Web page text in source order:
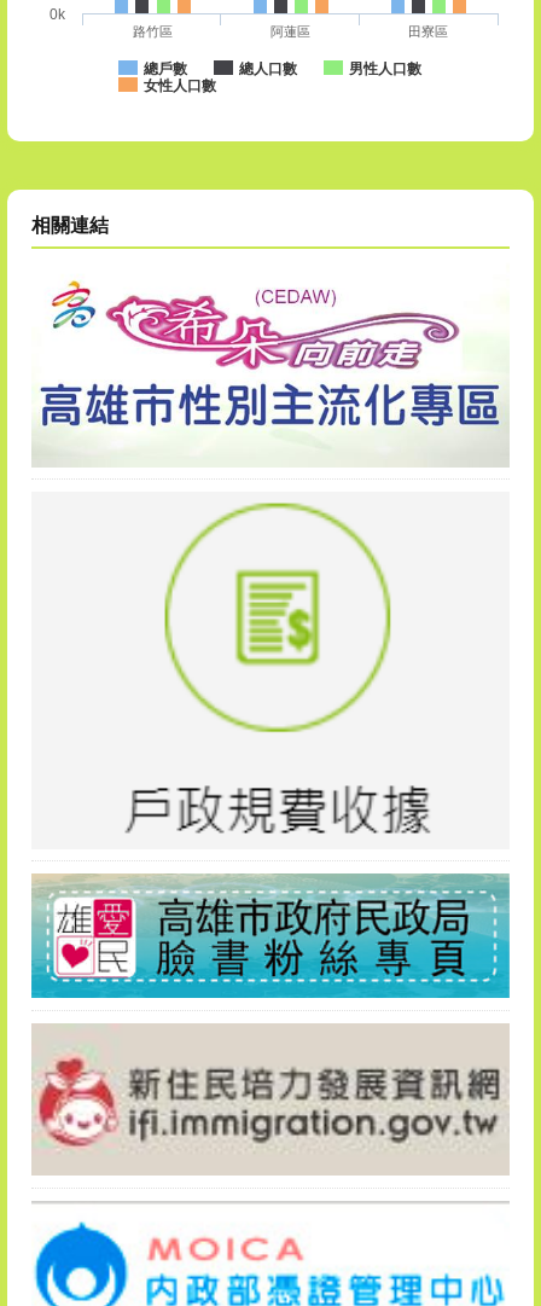
總戶數 總人口數
男性人口數
女性人口數
路竹區 阿蓮區 田寮區
0k
相關連結